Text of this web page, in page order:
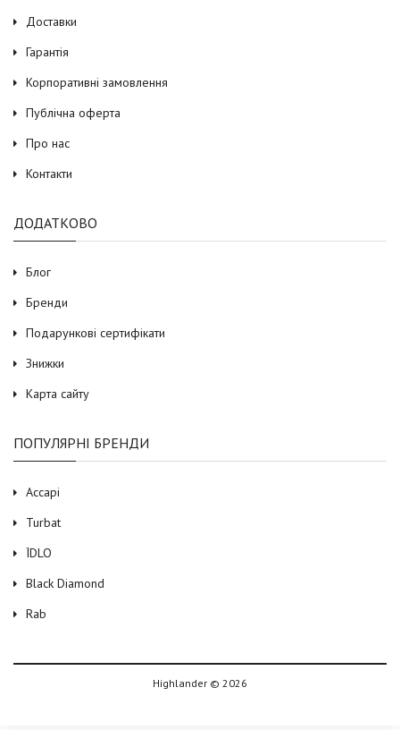
Доставки
Гарантія
Корпоративні замовлення
Публічна оферта
Про нас
Контакти
ДОДАТКОВО
Блог
Бренди
Подарункові сертифікати
Знижки
Карта сайту
ПОПУЛЯРНІ БРЕНДИ
Accapi
Turbat
ЇDLO
Black Diamond
Rab
Highlander © 2026